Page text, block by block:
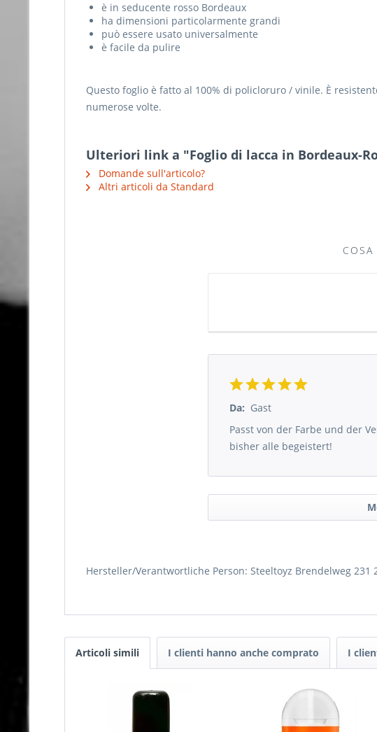
è in seducente rosso Bordeaux
ha dimensioni particolarmente grandi
può essere usato universalmente
è facile da pulire
Questo foglio è fatto al 100% di policloruro / vinile. È
numerose volte.
Ulteriori link a "Foglio di lacca in Bordeaux-
Domande sull'articolo?
Altri articoli da Standard
Da: Gast
Passt von der Farbe und der
bisher alle begeistert!
Hersteller/Verantwortliche Person: Steeltoyz Brendelweg 231
Articoli simili I clienti hanno anche comprato I